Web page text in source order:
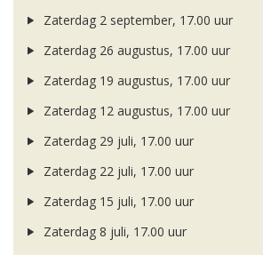
Zaterdag 2 september, 17.00 uur
Zaterdag 26 augustus, 17.00 uur
Zaterdag 19 augustus, 17.00 uur
Zaterdag 12 augustus, 17.00 uur
Zaterdag 29 juli, 17.00 uur
Zaterdag 22 juli, 17.00 uur
Zaterdag 15 juli, 17.00 uur
Zaterdag 8 juli, 17.00 uur